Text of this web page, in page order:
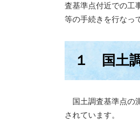
査基準点付近での工
等の手続きを行なっ
１ 国土
国土調査基準点の
されています。